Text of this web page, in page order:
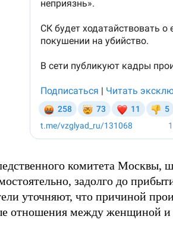
комитета Москвы,
задолго до
уточняют, что причиной
отношения между женщиной и